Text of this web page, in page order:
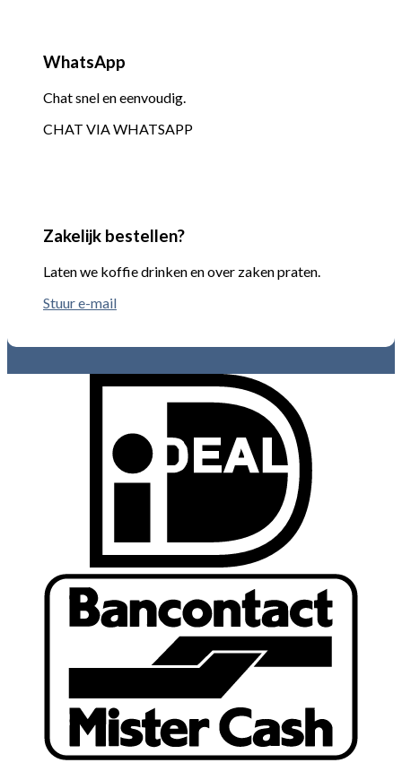
WhatsApp
Chat snel en eenvoudig.
CHAT VIA WHATSAPP
Zakelijk bestellen?
Laten we koffie drinken en over zaken praten.
Stuur e-mail